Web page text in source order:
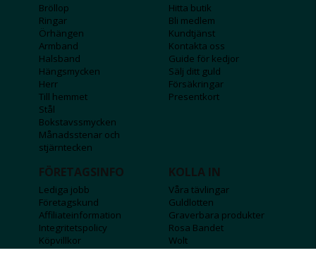
Bröllop
Ringar
Örhängen
Armband
Halsband
Hängsmycken
Herr
Till hemmet
Stål
Bokstavssmycken
Månadsstenar och
stjärntecken
Hitta butik
Bli medlem
Kundtjänst
Kontakta oss
Guide för kedjor
Sälj ditt guld
Försäkringar
Presentkort
FÖRETAGSINFO
Lediga jobb
Företagskund
Affiliateinformation
Integritetspolicy
Köpvillkor
KOLLA IN
Våra tävlingar
Guldlotten
Graverbara produkter
Rosa Bandet
Wolt
Tips & råd